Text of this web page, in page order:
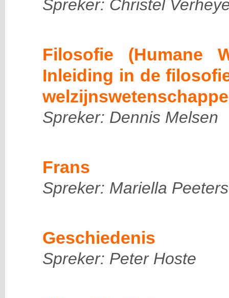
Spreker: Christel
Filosofie (Humane
Inleiding in de
Spreker: Dennis Melsen
Frans
Spreker: Mariella Peeters
Geschiedenis
Spreker: Peter Hoste